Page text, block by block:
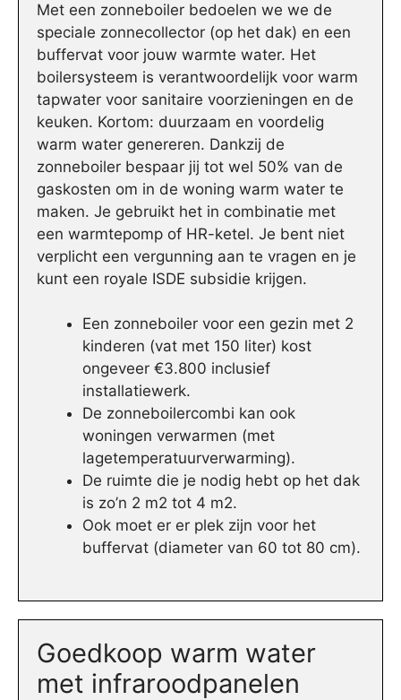
Met een zonneboiler bedoelen we we de
speciale zonnecollector (op het dak) en een
buffervat voor jouw warmte water. Het
boilersysteem is verantwoordelijk voor warm
tapwater voor sanitaire voorzieningen en de
keuken. Kortom: duurzaam en voordelig
warm water genereren. Dankzij de
zonneboiler bespaar jij tot wel 50% van de
gaskosten om in de woning warm water te
maken. Je gebruikt het in combinatie met
een warmtepomp of HR-ketel. Je bent niet
verplicht een vergunning aan te vragen en je
kunt een royale ISDE subsidie krijgen.
Een zonneboiler voor een gezin met 2
kinderen (vat met 150 liter) kost
ongeveer €3.800 inclusief
installatiewerk.
De zonneboilercombi kan ook
woningen verwarmen (met
lagetemperatuurverwarming).
De ruimte die je nodig hebt op het dak
is zo’n 2 m2 tot 4 m2.
Ook moet er er plek zijn voor het
buffervat (diameter van 60 tot 80 cm).
Goedkoop warm water
met infraroodpanelen